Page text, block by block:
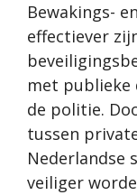
Bewakings-
effectiever
met publieke
de politie.
tussen
Nederlandse
veiliger